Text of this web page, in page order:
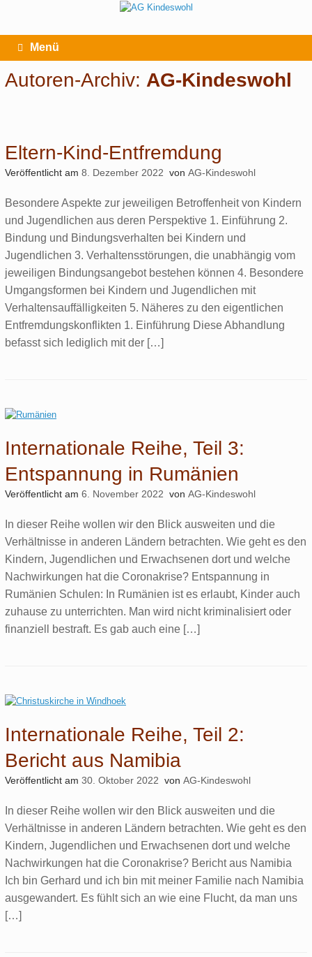
springen
Menü
Autoren-Archiv: AG-Kindeswohl
Eltern-Kind-Entfremdung
Veröffentlicht am 8. Dezember 2022 von AG-Kindeswohl
Besondere Aspekte zur jeweiligen Betroffenheit von Kindern
und Jugendlichen aus deren Perspektive 1. Einführung 2.
Bindung und Bindungsverhalten bei Kindern und
Jugendlichen 3. Verhaltensstörungen, die unabhängig vom
jeweiligen Bindungsangebot bestehen können 4. Besondere
Umgangsformen bei Kindern und Jugendlichen mit
Verhaltensauffälligkeiten 5. Näheres zu den eigentlichen
Entfremdungskonflikten 1. Einführung Diese Abhandlung
befasst sich lediglich mit der […]
Internationale Reihe, Teil 3:
Entspannung in Rumänien
Veröffentlicht am 6. November 2022 von AG-Kindeswohl
In dieser Reihe wollen wir den Blick ausweiten und die
Verhältnisse in anderen Ländern betrachten. Wie geht es den
Kindern, Jugendlichen und Erwachsenen dort und welche
Nachwirkungen hat die Coronakrise? Entspannung in
Rumänien Schulen: In Rumänien ist es erlaubt, Kinder auch
zuhause zu unterrichten. Man wird nicht kriminalisiert oder
finanziell bestraft. Es gab auch eine […]
Internationale Reihe, Teil 2:
Bericht aus Namibia
Veröffentlicht am 30. Oktober 2022 von AG-Kindeswohl
In dieser Reihe wollen wir den Blick ausweiten und die
Verhältnisse in anderen Ländern betrachten. Wie geht es den
Kindern, Jugendlichen und Erwachsenen dort und welche
Nachwirkungen hat die Coronakrise? Bericht aus Namibia
Ich bin Gerhard und ich bin mit meiner Familie nach Namibia
ausgewandert. Es fühlt sich an wie eine Flucht, da man uns
[…]